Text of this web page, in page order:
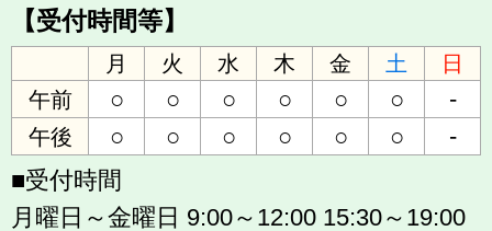
【受付時間等】
月 火 水 木 金 土
日
午前
○ ○ ○ ○ ○ ○ -
午後 ○ ○ ○ ○ ○ ○
-
■受付時間
月曜日～金曜日 9:00～12:00 15:30～19:00